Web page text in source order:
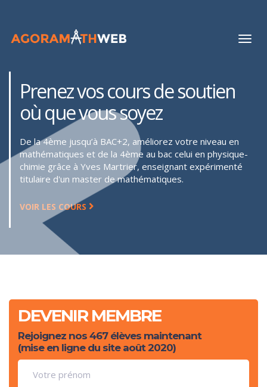
Prenez vos cours de soutien
où que vous soyez
De la 4ème jusqu’à BAC+2, améliorez votre niveau en
mathématiques et de la 4ème au bac celui en physique-
chimie grâce à Yves Martrier, enseignant expérimenté
titulaire d'un master de mathématiques.
VOIR LES COURS
DEVENIR MEMBRE
Rejoignez nos 467 élèves maintenant
(mise en ligne du site août 2020)